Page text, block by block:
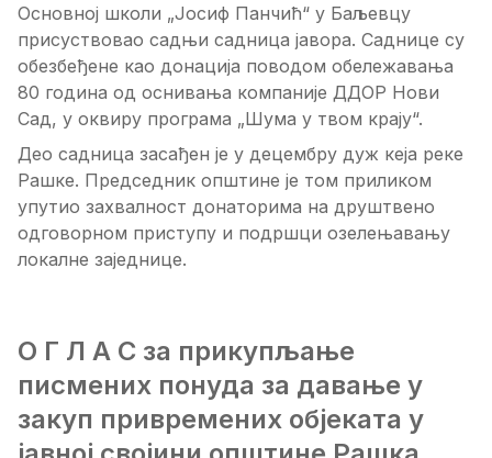
Основној школи „Јосиф Панчић“ у Баљевцу
присуствовао садњи садница јавора. Саднице су
обезбеђене као донација поводом обележавања
80 година од оснивања компаније ДДОР Нови
Сад, у оквиру програма „Шума у твом крају“.
Део садница засађен је у децембру дуж кеја реке
Рашке. Председник општине је том приликом
упутио захвалност донаторима на друштвено
одговорном приступу и подршци озелењавању
локалне заједнице.
О Г Л А С за прикупљање
писмених понуда за давање у
закуп привремених објеката у